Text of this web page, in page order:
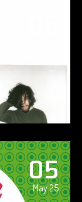
05
May 25